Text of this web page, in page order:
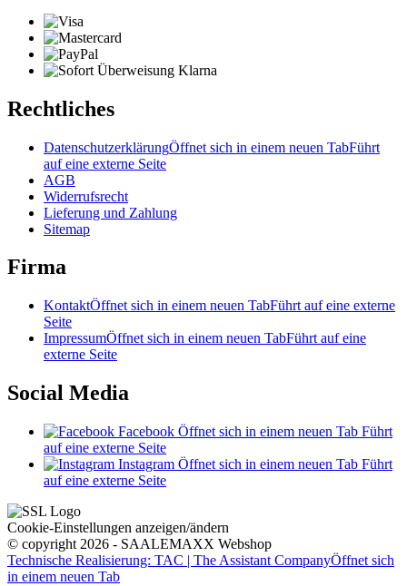
Rechtliches
DatenschutzerklärungÖffnet sich in einem neuen TabFührt
auf eine externe Seite
AGB
Widerrufsrecht
Lieferung und Zahlung
Sitemap
Firma
KontaktÖffnet sich in einem neuen TabFührt auf eine externe
Seite
ImpressumÖffnet sich in einem neuen TabFührt auf eine
externe Seite
Social Media
Facebook Öffnet sich in einem neuen Tab Führt
auf eine externe Seite
Instagram Öffnet sich in einem neuen Tab Führt
auf eine externe Seite
Cookie-Einstellungen anzeigen/ändern
© copyright 2026 - SAALEMAXX Webshop
Technische Realisierung: TAC | The Assistant CompanyÖffnet sich
in einem neuen Tab